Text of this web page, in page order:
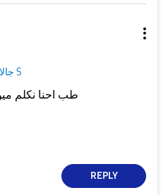
جالاكسى S
طب احنا نكلم
REPLY